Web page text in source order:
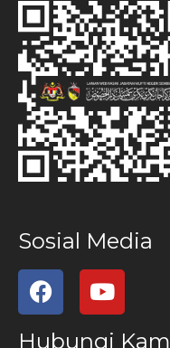
Sosial Media
Hubungi